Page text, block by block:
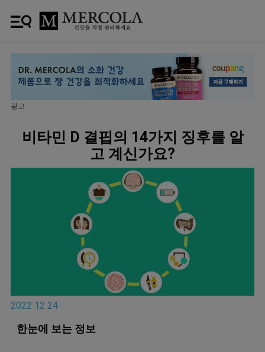
광고
비타민 D 결핍의 14가지 징후를 알
고 계신가요?
2022 12 24
한눈에 보는 정보